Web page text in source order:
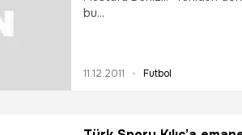
bu...
11.12.2011 Futbol